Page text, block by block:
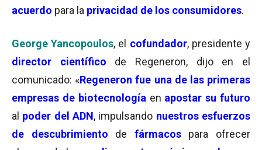
acuerdo para la privacidad de los consumidores.
George Yancopoulos, el cofundador, presidente y
director científico de Regeneron, dijo en el
comunicado: «Regeneron fue una de las primeras
empresas de biotecnología en apostar su futuro
al poder del ADN, impulsando nuestros esfuerzos
de descubrimiento de fármacos
para ofrecer